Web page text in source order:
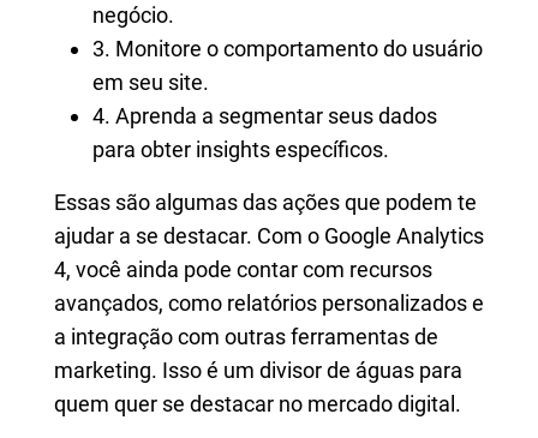
negócio.
3. Monitore o comportamento do usuário
em seu site.
4. Aprenda a segmentar seus dados
para obter insights específicos.
Essas são algumas das ações que podem te
ajudar a se destacar. Com o Google Analytics
4, você ainda pode contar com recursos
avançados, como relatórios personalizados e
a integração com outras ferramentas de
marketing. Isso é um divisor de águas para
quem quer se destacar no mercado digital.